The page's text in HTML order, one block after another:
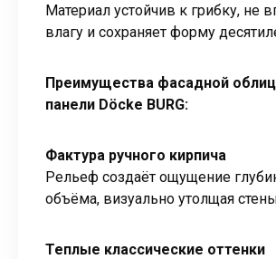
Материал устойчив к грибку, не
влагу и сохраняет форму
Преимущества фасадной
панели Döcke BURG:
Фактура ручного кирпича
Рельеф создаёт ощущение
объёма, визуально утолщая
Теплые классические оттенки